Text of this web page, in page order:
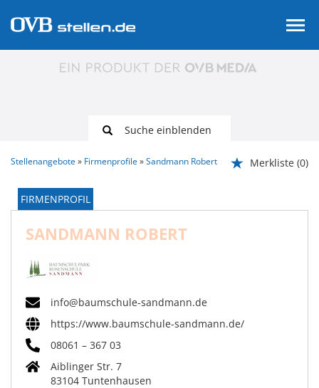
Suche einblenden
Stellenangebote Firmenprofile Sandmann Robert Merkliste (0)
FIRMENPROFIL
SANDMANN ROBERT
info@baumschule-sandmann.de
https://www.baumschule-sandmann.de/
08061 – 367 03
Aiblinger Str. 7
83104 Tuntenhausen